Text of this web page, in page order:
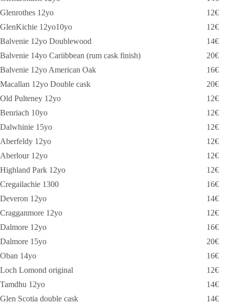
Glenrothes 12yo
12€
GlenKichie 12yo10yo
12€
Balvenie 12yo Doublewood
14€
Balvenie 14yo Cariibbean (rum cask finish)
20€
Balvenie 12yo American Oak
16€
Macallan 12yo Double cask
20€
Old Pulteney 12yo
12€
Benriach 10yo
12€
Dalwhinie 15yo
12€
Aberfeldy 12yo
12€
Aberlour 12yo
12€
Highland Park 12yo
12€
Cregailachie 1300
16€
Deveron 12yo
14€
Cragganmore 12yo
12€
Dalmore 12yo
16€
Dalmore 15yo
20€
Oban 14yo
16€
Loch Lomond original
12€
Tamdhu 12yo
14€
Glen Scotia double cask
14€